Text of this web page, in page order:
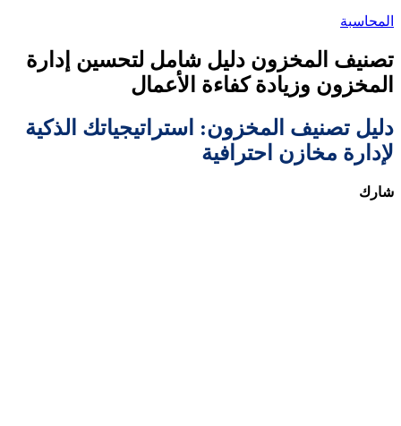
المحاسبة
تصنيف المخزون دليل شامل لتحسين إدارة
المخزون وزيادة كفاءة الأعمال
دليل تصنيف المخزون: استراتيجياتك الذكية
لإدارة مخازن احترافية
شارك